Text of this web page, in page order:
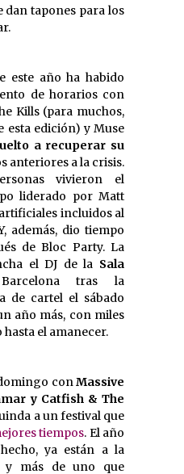
dan tapones para los
este año ha habido
de horarios con
Kills (para muchos,
esta edición) y Muse
a recuperar su
anteriores a la crisis.
vivieron el
liderado por Matt
incluidos al
además, dio tiempo
de Bloc Party. La
el DJ de la Sala
tras la
de cartel el sábado
año más, con miles
el amanecer.
conMassive
y Catfish & The
a un festival que
tiempos. El año
ya están a la
y más de uno que